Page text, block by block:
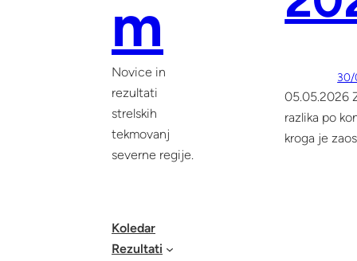
m
Novice in
rezultati
strelskih
tekmovanj
severne regije.
Koledar
Rezultati
05.05.2026
razlika po
kroga je